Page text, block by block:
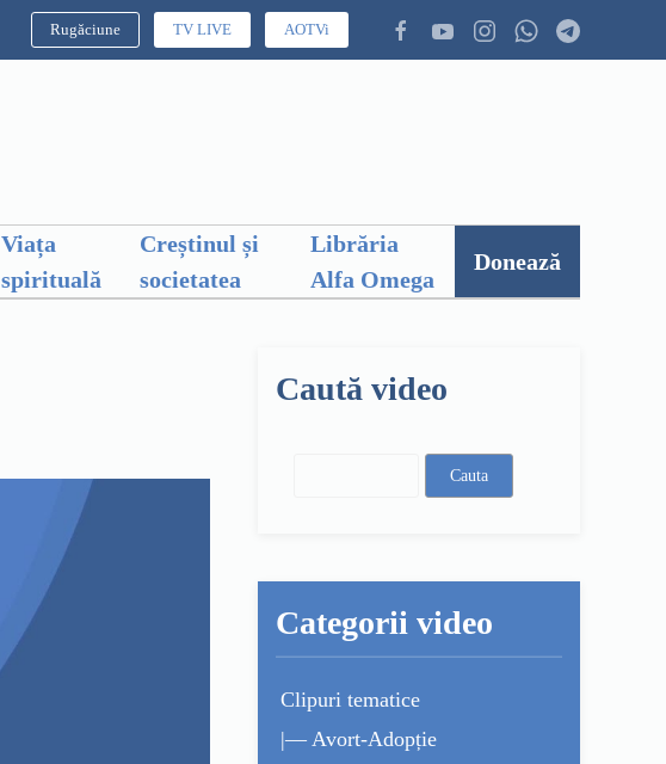
Rugăciune TV LIVE AOTVi
Viața
spirituală
Creștinul și
societatea
Librăria
Alfa Omega
Donează
Caută video
Categorii video
Clipuri tematice
|— Avort-Adopție